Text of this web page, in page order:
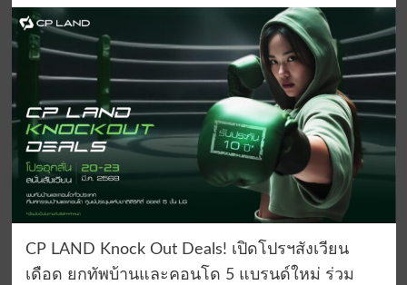
CP LAND Knock Out Deals! เปิดโปรฯสังเวียน
เดือด ยกทัพบ้านและคอนโด 5 แบรนด์ใหม่ ร่วม